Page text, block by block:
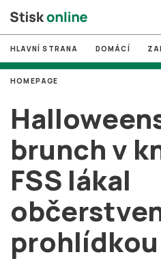
# MUNI
# Brno
# volby
login PŘIHLÁSIT SE
Zapomněli jste heslo?
HLAVNÍ STRANA DOMÁCÍ
brunch v
FSS lákal
HOMEPAGE